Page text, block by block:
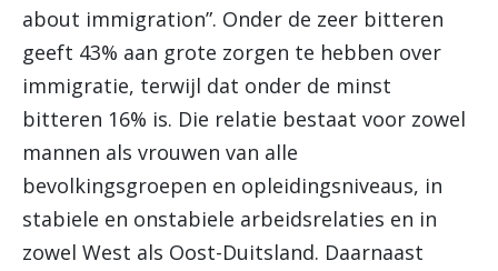
about immigration”. Onder de zeer bitteren
geeft 43% aan grote zorgen te hebben over
immigratie, terwijl dat onder de minst
bitteren 16% is. Die relatie bestaat voor zowel
mannen als vrouwen van alle
bevolkingsgroepen en opleidingsniveaus, in
stabiele en onstabiele arbeidsrelaties en in
zowel West als Oost-Duitsland. Daarnaast